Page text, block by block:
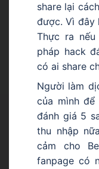
share lại
được. Vì đây
Thực ra
pháp hack
có ai share
Người làm
của mình
đánh giá 5
thu nhập
cảm cho
fanpage có